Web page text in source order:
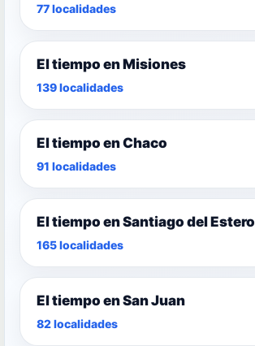
77 localidades
El tiempo en Misiones
139 localidades
El tiempo en Chaco
91 localidades
El tiempo en Santiago del Estero
165 localidades
El tiempo en San Juan
82 localidades